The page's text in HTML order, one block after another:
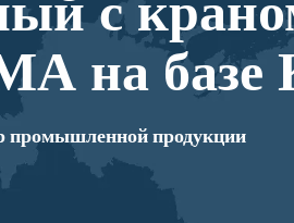
на базе
промышленной продукции